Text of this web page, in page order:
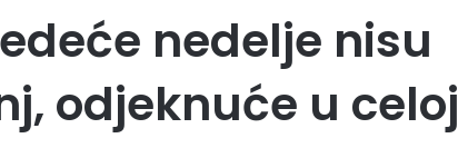
nedelje nisu
odjeknuće u celoj